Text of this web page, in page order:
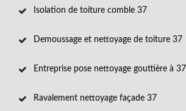
Isolation de toiture comble 37
Demoussage et nettoyage de toiture 37
Entreprise pose nettoyage gouttière à 37
Ravalement nettoyage façade 37